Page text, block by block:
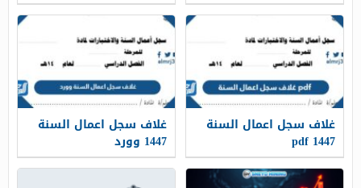
غلاف سجل اعمال السنة
1447 pdf
غلاف سجل اعمال السنة
1447 وورد